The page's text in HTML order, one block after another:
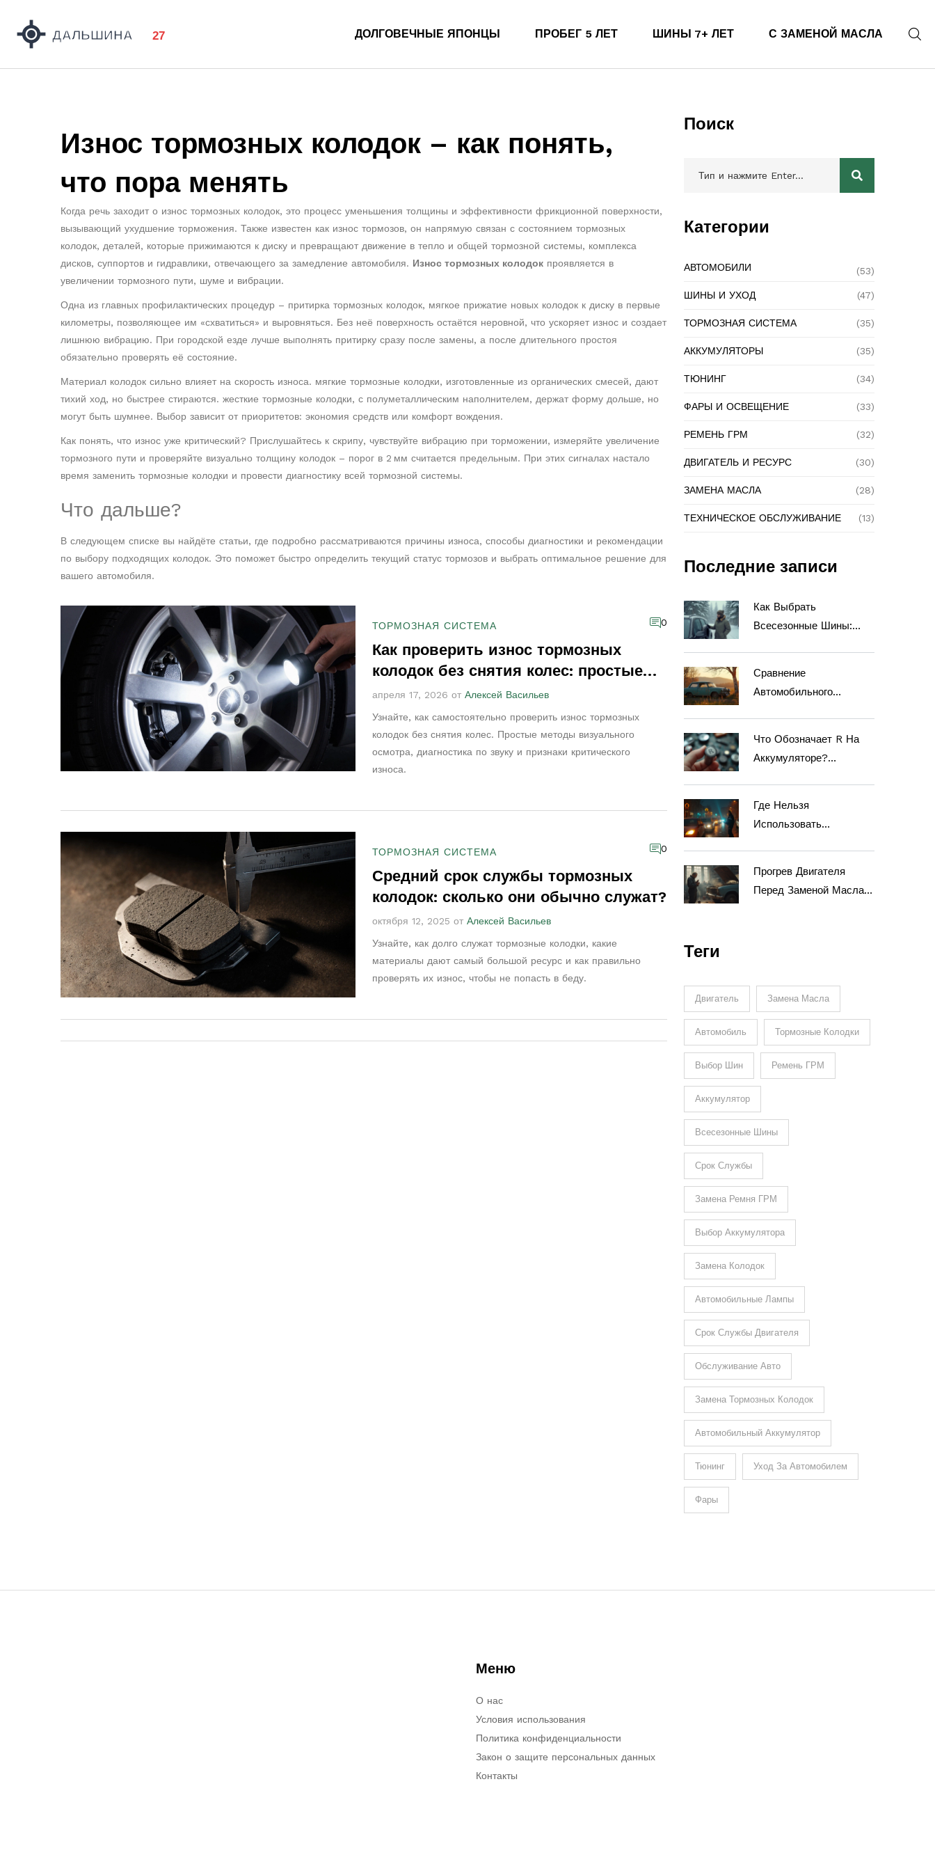
ДОЛГОВЕЧНЫЕ ЯПОНЦЫ ПРОБЕГ 5 ЛЕТ ШИНЫ 7+ ЛЕТ С ЗАМЕНОЙ МАСЛА
Износ тормозных колодок – как понять,
что пора менять
Когда речь заходит о износ тормозных колодок, это процесс уменьшения толщины и эффективности фрикционной поверхности,
вызывающий ухудшение торможения. Также известен как износ тормозов, он напрямую связан с состоянием тормозных
колодок, деталей, которые прижимаются к диску и превращают движение в тепло и общей тормозной системы, комплекса
дисков, суппортов и гидравлики, отвечающего за замедление автомобиля. Износ тормозных колодок проявляется в
увеличении тормозного пути, шуме и вибрации.
Одна из главных профилактических процедур – притирка тормозных колодок, мягкое прижатие новых колодок к диску в первые
километры, позволяющее им «схватиться» и выровняться. Без неё поверхность остаётся неровной, что ускоряет износ и создает
лишнюю вибрацию. При городской езде лучше выполнять притирку сразу после замены, а после длительного простоя
обязательно проверять её состояние.
Материал колодок сильно влияет на скорость износа. мягкие тормозные колодки, изготовленные из органических смесей, дают
тихий ход, но быстрее стираются. жесткие тормозные колодки, с полуметаллическим наполнителем, держат форму дольше, но
могут быть шумнее. Выбор зависит от приоритетов: экономия средств или комфорт вождения.
Как понять, что износ уже критический? Прислушайтесь к скрипу, чувствуйте вибрацию при торможении, измеряйте увеличение
тормозного пути и проверяйте визуально толщину колодок – порог в 2 мм считается предельным. При этих сигналах настало
время заменить тормозные колодки и провести диагностику всей тормозной системы.
Что дальше?
В следующем списке вы найдёте статьи, где подробно рассматриваются причины износа, способы диагностики и рекомендации
по выбору подходящих колодок. Это поможет быстро определить текущий статус тормозов и выбрать оптимальное решение для
вашего автомобиля.
ТОРМОЗНАЯ СИСТЕМА 0
Как проверить износ тормозных
колодок без снятия колес: простые
способы
апреля 17, 2026 от Алексей Васильев
Узнайте, как самостоятельно проверить износ тормозных
колодок без снятия колес. Простые методы визуального
осмотра, диагностика по звуку и признаки критического
износа.
ТОРМОЗНАЯ СИСТЕМА 0
Средний срок службы тормозных
колодок: сколько они обычно служат?
октября 12, 2025 от Алексей Васильев
Узнайте, как долго служат тормозные колодки, какие
материалы дают самый большой ресурс и как правильно
проверять их износ, чтобы не попасть в беду.
Поиск
Категории
АВТОМОБИЛИ (53)
ШИНЫ И УХОД (47)
ТОРМОЗНАЯ СИСТЕМА (35)
АККУМУЛЯТОРЫ (35)
ТЮНИНГ (34)
ФАРЫ И ОСВЕЩЕНИЕ (33)
РЕМЕНЬ ГРМ (32)
ДВИГАТЕЛЬ И РЕСУРС (30)
ЗАМЕНА МАСЛА (28)
ТЕХНИЧЕСКОЕ ОБСЛУЖИВАНИЕ (13)
Последние записи
Как Выбрать
Всесезонные Шины:
Сравнение
Автомобильного
Что Обозначает R На
Аккумуляторе?
Где Нельзя
Использовать
И Риски
Прогрев Двигателя
Перед Заменой Масла:
Теги
Двигатель Замена Масла
Автомобиль Тормозные Колодки
Выбор Шин Ремень ГРМ
Аккумулятор
Всесезонные Шины
Срок Службы
Замена Ремня ГРМ
Выбор Аккумулятора
Замена Колодок
Автомобильные Лампы
Срок Службы Двигателя
Обслуживание Авто
Замена Тормозных Колодок
Автомобильный Аккумулятор
Тюнинг Уход За Автомобилем
Фары
Меню
О нас
Условия использования
Политика конфиденциальности
Закон о защите персональных данных
Контакты